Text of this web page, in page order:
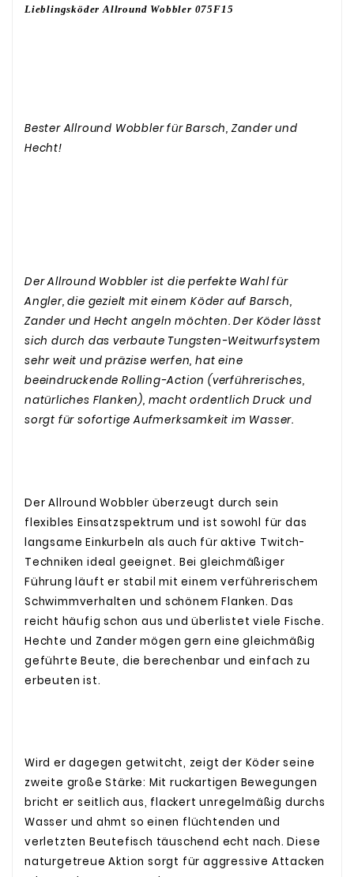
Lieblingsköder Allround Wobbler 075F15
Bester Allround Wobbler für Barsch, Zander und
Hecht!
Der Allround Wobbler ist die perfekte Wahl für
Angler, die gezielt mit einem Köder auf Barsch,
Zander und Hecht angeln möchten. Der Köder lässt
sich durch das verbaute Tungsten-Weitwurfsystem
sehr weit und präzise werfen, hat eine
beeindruckende Rolling-Action (verführerisches,
natürliches Flanken), macht ordentlich Druck und
sorgt für sofortige Aufmerksamkeit im Wasser.
Der Allround Wobbler überzeugt durch sein
flexibles Einsatzspektrum und ist sowohl für das
langsame Einkurbeln als auch für aktive Twitch-
Techniken ideal geeignet. Bei gleichmäßiger
Führung läuft er stabil mit einem verführerischem
Schwimmverhalten und schönem Flanken. Das
reicht häufig schon aus und überlistet viele Fische.
Hechte und Zander mögen gern eine gleichmäßig
geführte Beute, die berechenbar und einfach zu
erbeuten ist.
Wird er dagegen getwitcht, zeigt der Köder seine
zweite große Stärke: Mit ruckartigen Bewegungen
bricht er seitlich aus, flackert unregelmäßig durchs
Wasser und ahmt so einen flüchtenden und
verletzten Beutefisch täuschend echt nach. Diese
naturgetreue Aktion sorgt für aggressive Attacken